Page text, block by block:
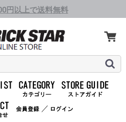
円以上で送料無料
／